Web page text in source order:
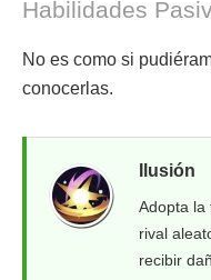
Habilidades
No es como si
conocerlas.
Ilusión
Adopta la
rival
recibir